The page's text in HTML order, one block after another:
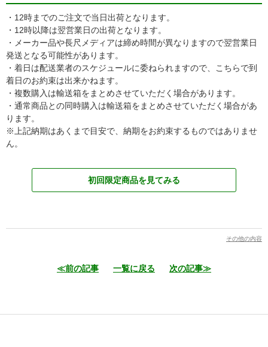
・12時までのご注文で当日出荷となります。
・12時以降は翌営業日の出荷となります。
・メーカー品や長尺メディアは締め時間が異なりますので翌営業日
発送となる可能性があります。
・着日は配送業者のスケジュールに委ねられますので、こちらで到
着日のお約束は出来かねます。
・複数購入は輸送箱をまとめさせていただく場合があります。
・通常商品との同時購入は輸送箱をまとめさせていただく場合があ
ります。
※上記納期はあくまで目安で、納期をお約束するものではありませ
ん。
初回限定商品を見てみる
その他の内容
≪前の記事 一覧に戻る 次の記事≫